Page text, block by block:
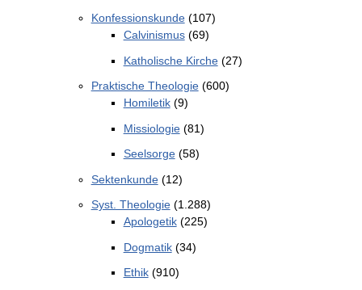
Konfessionskunde(107)
Calvinismus(69)
Katholische Kirche(27)
Praktische Theologie(600)
Homiletik(9)
Missiologie(81)
Seelsorge(58)
Sektenkunde(12)
Syst. Theologie(1.288)
Apologetik(225)
Dogmatik(34)
Ethik(910)